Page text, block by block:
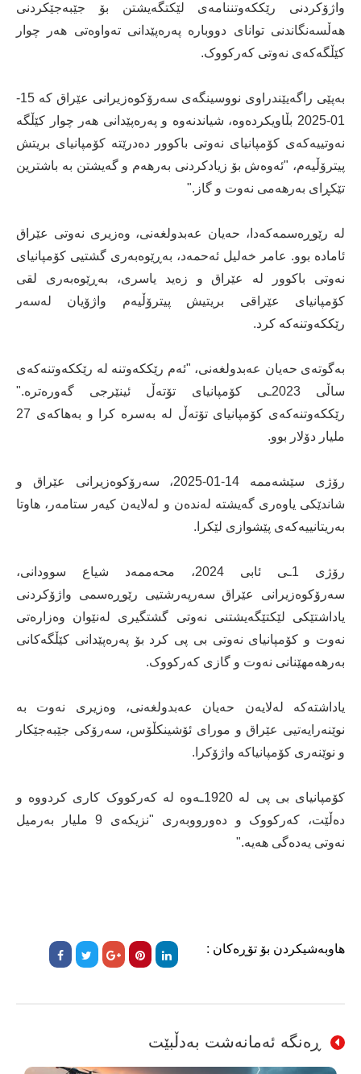
واژۆکردنی رێککەوتننامەی لێکتگەیشتن بۆ جێبەجێکردنی
هەڵسەنگاندنی توانای دووبارە پەرەپێدانی تەواوەتی هەر چوار
کێڵگەکەی نەوتی کەرکووک.
بەپێی راگەیێندراوی نووسینگەی سەرۆکوەزیرانی عێراق کە 15-
01-2025 بڵاویکردەوە، شیاندنەوە و پەرەپێدانی هەر چوار کێڵگە
نەوتییەکەی کۆمپانیای نەوتی باکوور دەدرێتە کۆمپانیای بریتش
پیترۆڵیەم، "ئەوەش بۆ زیادکردنی بەرهەم و گەیشتن بە باشترین
تێکڕای بەرهەمی نەوت و گاز."
لە رێوڕەسمەکەدا، حەیان عەبدولغەنی، وەزیری نەوتی عێراق
ئامادە بوو. عامر خەلیل ئەحمەد، بەڕێوەبەری گشتیی کۆمپانیای
نەوتی باکوور لە عێراق و زەید یاسری، بەڕێوەبەری لقی
کۆمپانیای عێراقی بریتیش پیترۆڵیەم واژۆیان لەسەر
رێککەوتنەکە کرد.
بەگوتەی حەیان عەبدولغەنی، "ئەم رێککەوتنە لە رێککەوتنەکەی
ساڵی 2023ـی کۆمپانیای تۆتەڵ ئینێرجی گەورەترە."
رێککەوتنەکەی کۆمپانیای تۆتەڵ لە بەسرە کرا و بەهاکەی 27
ملیار دۆلار بوو.
رۆژی سێشەممە 14-01-2025، سەرۆکوەزیرانی عێراق و
شاندێکی یاوەری گەیشتە لەندەن و لەلایەن کیەر ستامەر، هاوتا
بەریتانییەکەی پێشوازی لێکرا.
رۆژی 1ـی ئابی 2024، محەممەد شیاع سوودانی،
سەرۆکوەزیرانی عێراق سەرپەرشتیی رێوڕەسمی واژۆکردنی
یاداشتێکی لێکتێگەیشتنی نەوتی گشتگیری لەنێوان وەزارەتی
نەوت و کۆمپانیای نەوتی بی پی کرد بۆ پەرەپێدانی کێڵگەکانی
بەرهەمهێنانی نەوت و گازی کەرکووک.
یاداشتەکە لەلایەن حەیان عەبدولغەنی، وەزیری نەوت بە
نوێنەرایەتیی عێراق و مورای ئۆشینکڵۆس، سەرۆکی جێبەجێکار
و نوێنەری کۆمپانیاکە واژۆکرا.
کۆمپانیای بی پی لە 1920ـەوە لە کەرکووک کاری کردووە و
دەڵێت، کەرکووک و دەورووبەری "نزیکەی 9 ملیار بەرمیل
نەوتی یەدەگی هەیە."
هاوبەشیکردن بۆ تۆڕەکان :
ڕەنگە ئەمانەشت بەدڵبێت